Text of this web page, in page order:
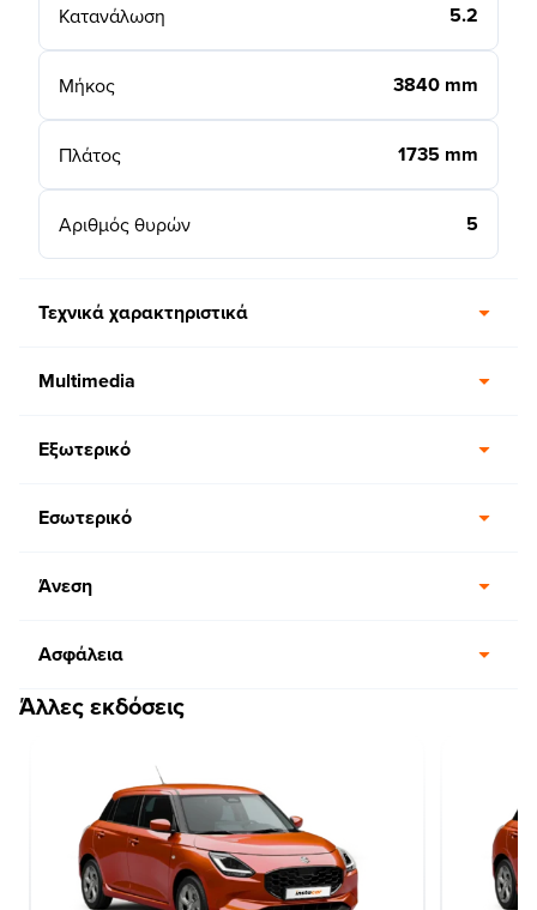
Κατανάλωση 5.2
Μήκος 3840 mm
Πλάτος 1735 mm
Αριθμός θυρών 5
Τεχνικά χαρακτηριστικά
Multimedia
Εξωτερικό
Εσωτερικό
Άνεση
Ασφάλεια
Άλλες εκδόσεις